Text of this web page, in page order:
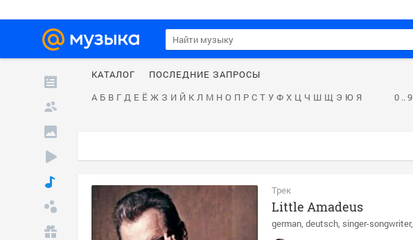
КАТАЛОГ
ПОСЛЕДНИЕ ЗАПРОСЫ
А Б В Г Д Е Ё Ж З И Й К Л М Н О П Р С Т У Ф Х Ц Ч Ш Щ Э Ю Я 0 .. 9
Трек
Little Amadeus
german deutsch singer-songwriter